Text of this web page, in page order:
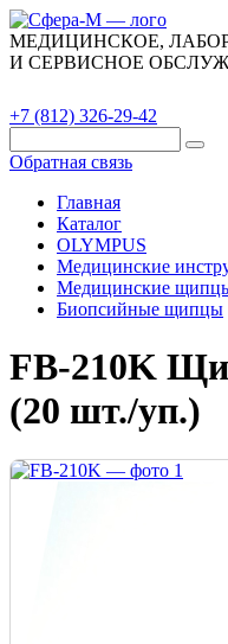
МЕДИЦИНСКОЕ,
И СЕРВИСНОЕ
+7 (812) 326-29-42
Обратная связь
Главная
Каталог
OLYMPUS
Медицинские
Медицинские
Биопсийные щипцы
FB-210K
(20 шт./уп.)